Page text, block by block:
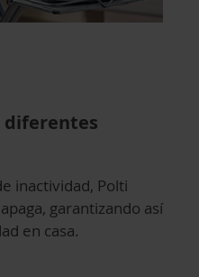
diferentes
inactividad, Polti
garantizando así
en casa.